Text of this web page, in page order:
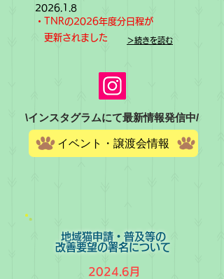
2026.1.8
​・TNRの2026年度分日程が
更新されました
＞続きを読む
​\インスタグラムにて最新情報発信中/
イベント・譲渡会情報
地域猫申請・普及等の
改善要望の署名について
2024.6月